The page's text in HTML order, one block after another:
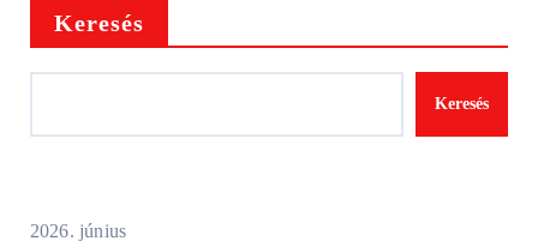
Keresés
Keresés
2026. június